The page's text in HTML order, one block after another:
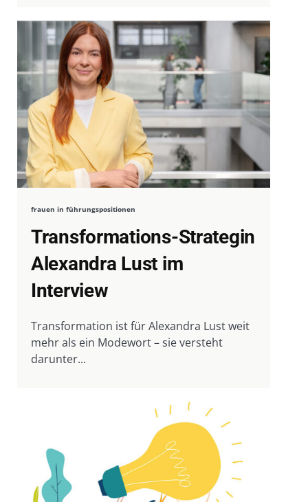
frauen in führungspositionen
Transformations-Strategin
Alexandra Lust im
Interview
Transformation ist für Alexandra Lust weit
mehr als ein Modewort – sie versteht
darunter...